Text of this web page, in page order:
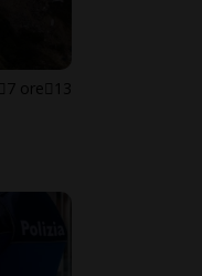
7 ore 13